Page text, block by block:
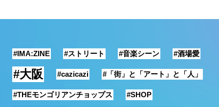
#IMA:ZINE #ストリート #音楽シーン #酒場愛
#大阪 #cazicazi #「街」と「アート」と「人」
#THEモンゴリアンチョップス #SHOP